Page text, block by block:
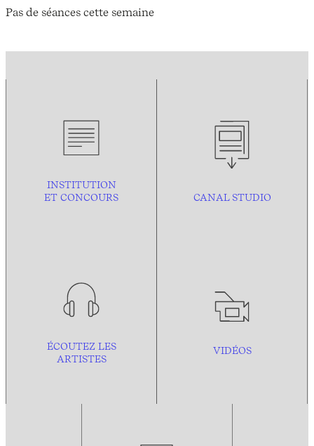
Pas de séances cette semaine
INSTITUTION
ET CONCOURS
CANAL STUDIO
ÉCOUTEZ LES
ARTISTES
VIDÉOS